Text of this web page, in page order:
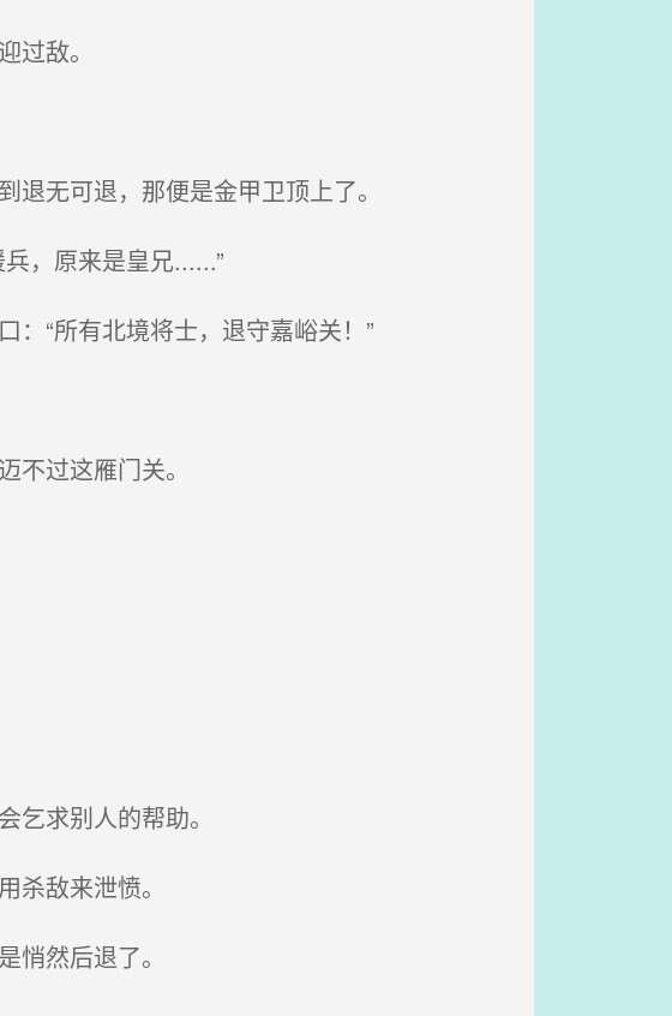
敌。
无可退，那便是金甲卫顶上了。
，原来是皇兄......”
“所有北境将士，退守嘉峪关！”
过这雁门关。
求别人的帮助。
敌来泄愤。
然后退了。